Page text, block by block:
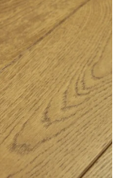
nigdy
Ciepły brąz,
i trwałość, to
Walczak